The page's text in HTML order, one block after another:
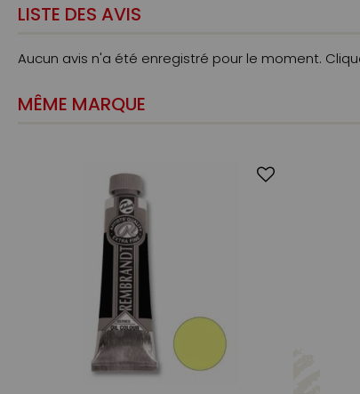
LISTE DES AVIS
Aucun avis n'a été enregistré pour le moment.
MÊME MARQUE